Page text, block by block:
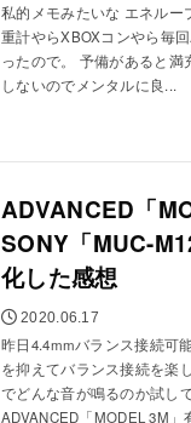
私的メモみたいな エネルー
重計やらXBOXコンやら毎
ったので。 予備があると
しないのでメンタルに良...
ADVANCED「
SONY「MUC-
化した感想
2020.06.17
昨日4.4mmバランス接続可
を抑えてバランス接続を楽
でどんな音が鳴るのか試し
ADVANCED「MODEL 3M」